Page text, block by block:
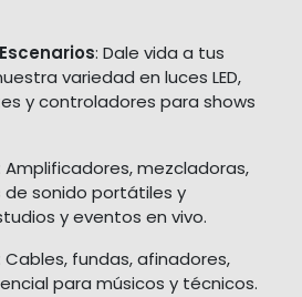
: Dale vida a tus
variedad en luces LED,
y controladores para shows
Amplificadores, mezcladoras,
sonido portátiles y
y eventos en vivo.
Cables, fundas, afinadores,
para músicos y técnicos.